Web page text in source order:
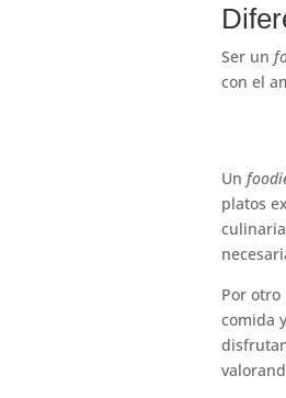
Ser un
con el
Un
platos
Por otro
comida